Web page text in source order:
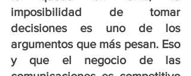
imposibilidad de tomar
decisiones es uno de los
argumentos que más pesan. Eso
y que el negocio de las